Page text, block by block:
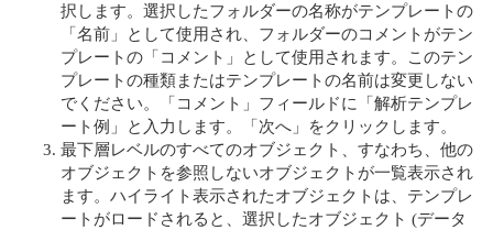
択します。選択したフォルダーの名称がテンプレートの
「名前」として使用され、フォルダーのコメントがテン
プレートの「コメント」として使用されます。このテン
プレートの種類またはテンプレートの名前は変更しない
でください。「コメント」フィールドに「解析テンプレ
ート例」と入力します。「次へ」をクリックします。
最下層レベルのすべてのオブジェクト、すなわち、他の
オブジェクトを参照しないオブジェクトが一覧表示され
ます。ハイライト表示されたオブジェクトは、テンプレ
ートがロードされると、選択したオブジェクト (データ